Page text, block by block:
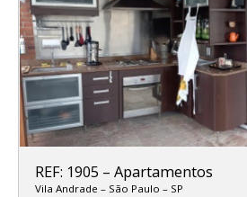
REF: 1905 – Apartamentos
Vila Andrade – São Paulo – SP